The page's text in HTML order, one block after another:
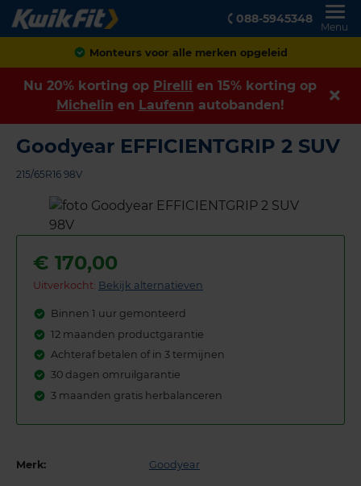
088-5945348
Menu
Monteurs voor alle merken opgeleid
Nu 20% korting op Pirelli en 15% korting op
Michelin en Laufenn autobanden!
Goodyear EFFICIENTGRIP 2 SUV
215/65R16 98V
€ 170,00
Uitverkocht: Bekijk alternatieven
Binnen 1 uur gemonteerd
12 maanden productgarantie
Achteraf betalen of in 3 termijnen
30 dagen omruilgarantie
3 maanden gratis herbalanceren
Merk: Goodyear